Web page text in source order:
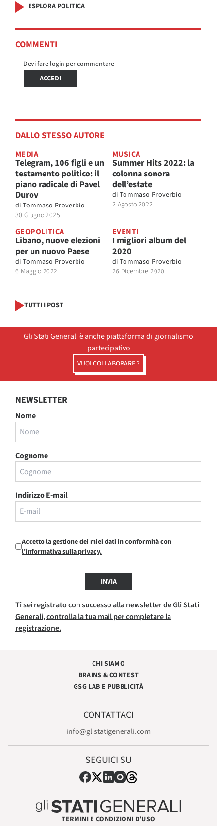
ESPLORA POLITICA
COMMENTI
Devi fare login per commentare
ACCEDI
DALLO STESSO AUTORE
MEDIA
Telegram, 106 figli e un
testamento politico: il
piano radicale di Pavel
Durov
di Tommaso Proverbio
30 Giugno 2025
MUSICA
Summer Hits 2022: la
colonna sonora
dell’estate
di Tommaso Proverbio
2 Agosto 2022
GEOPOLITICA
Libano, nuove elezioni
per un nuovo Paese
di Tommaso Proverbio
6 Maggio 2022
EVENTI
I migliori album del
2020
di Tommaso Proverbio
26 Dicembre 2020
TUTTI I POST
Gli Stati Generali è anche piattaforma di giornalismo
partecipativo
VUOI COLLABORARE ?
NEWSLETTER
Nome
Cognome
Indirizzo E-mail
Accetto la gestione dei miei dati in conformità con
l'informativa sulla privacy.
INVIA
Ti sei registrato con successo alla newsletter de Gli Stati
Generali, controlla la tua mail per completare la
registrazione.
CHI SIAMO
BRAINS & CONTEST
GSG LAB E PUBBLICITÀ
CONTATTACI
info@glistatigenerali.com
SEGUICI SU
TERMINI E CONDIZIONI D’USO